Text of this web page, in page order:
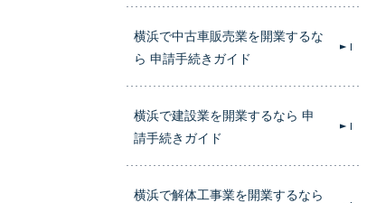
横浜で中古車販売業を開業するな
ら 申請手続きガイド
横浜で建設業を開業するなら 申
請手続きガイド
横浜で解体工事業を開業するなら